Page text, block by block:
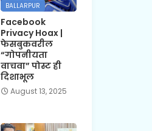
BALLARPUR
Facebook
Privacy Hoax |
फेसबुकवरील
“गोपनीयता
वाचवा” पोस्ट ही
दिशाभूल
August 13, 2025